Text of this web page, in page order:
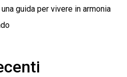
guida per vivere in armonia